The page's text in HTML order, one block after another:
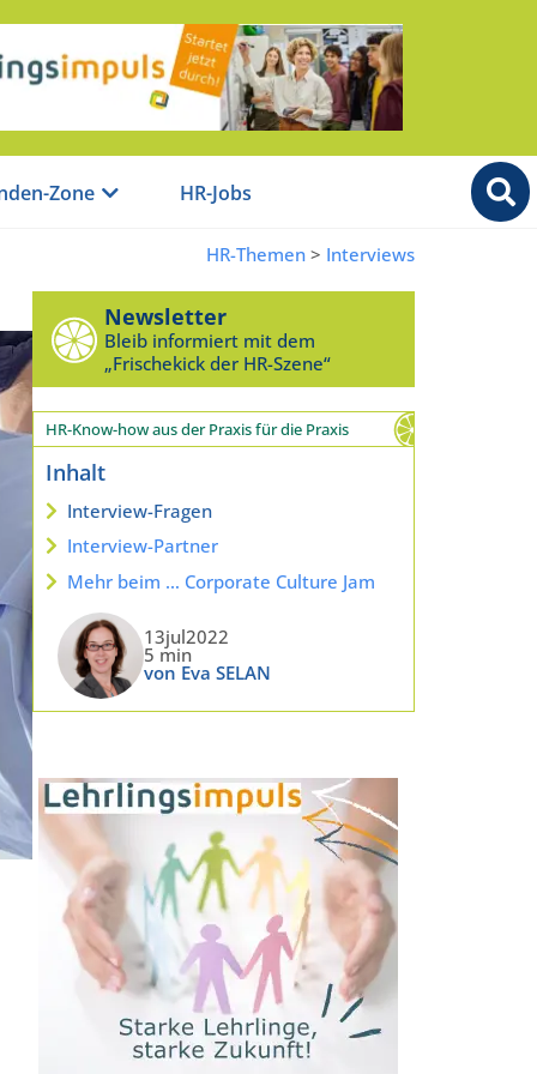
Zone HR-Jobs
HR-Themen > Interviews
Newsletter
Bleib informiert mit dem
„Frischekick der HR-Szene“
HR-Know-how aus der Praxis für die Praxis
Inhalt
Interview-Fragen
Interview-Partner
Mehr beim … Corporate Culture Jam
13jul2022
5 min
von Eva SELAN